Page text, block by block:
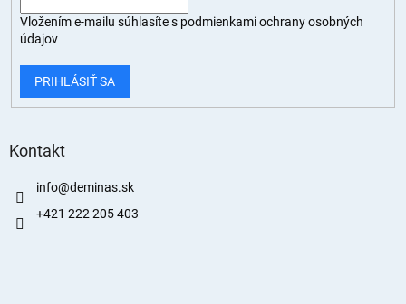
Vložením e-mailu súhlasíte s podmienkami ochrany osobných
údajov
PRIHLÁSIŤ SA
Kontakt
info@deminas.sk
+421 222 205 403